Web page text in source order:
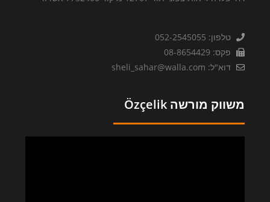
טלפון: 052-2545055
פקס: 08-8654429
דוא"ל: sheli_sahar@walla.com
משווק מורשה Özçelik